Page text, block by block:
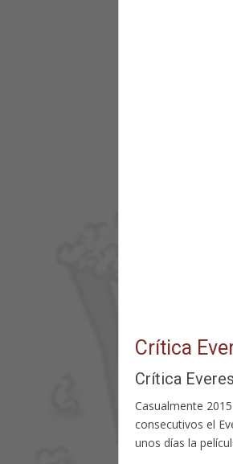
Crítica
Crítica
Casualmente
consecutivos el
unos días la